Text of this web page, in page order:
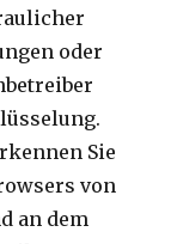
oder
Sie
von
an dem